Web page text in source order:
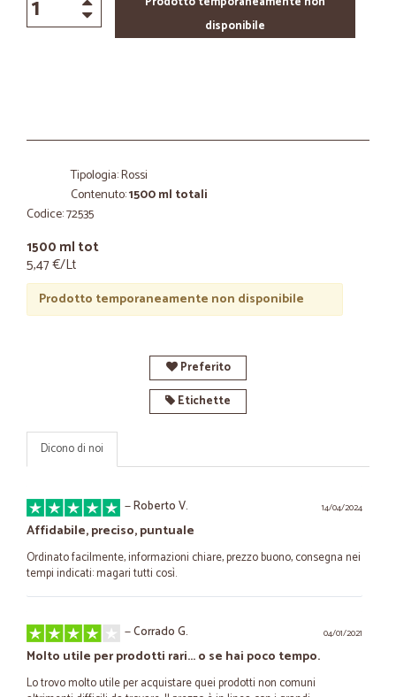
disponibile
Tipologia: Rossi
Contenuto:1500 ml totali
Codice: 72535
1500 ml tot
5,47 €/Lt
Prodotto temporaneamente non disponibile
Preferito
Etichette
Dicono di noi
14/04/2024
—Roberto V.
Affidabile, preciso, puntuale
Ordinato facilmente, informazioni chiare, prezzo buono, consegna nei
tempi indicati: magari tutti così.
04/01/2021
—Corrado G.
Molto utile per prodotti rari... o se hai poco tempo.
Lo trovo molto utile per acquistare quei prodotti non comuni